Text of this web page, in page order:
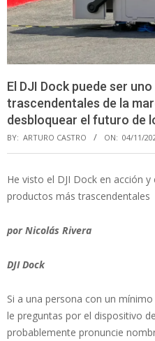
El DJI Dock puede ser
trascendentales de la
desbloquear el futuro de
BY: ARTURO CASTRO ON: 04/11/
He visto el DJI Dock en acción
productos más trascendentales
por Nicolás Rivera
DJI Dock
Si a una persona con un
le preguntas por el dispositivo
probablemente pronuncie